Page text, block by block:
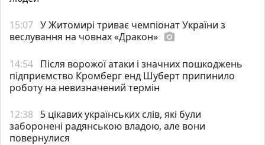
15:07 У Житомирі триває чемпіонат України з
веслування на човнах «Дракон» photo_camera
14:54 Після ворожої атаки і значних пошкоджень
підприємство Кромберг енд Шуберт припинило
роботу на невизначений термін
12:38
5 цікавих українських слів, які були
заборонені радянською владою, але вони
повернулися